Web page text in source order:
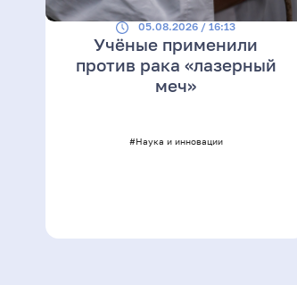
05.08.2026 / 16:13
Учёные применили
против рака «лазерный
меч»
#Наука и инновации